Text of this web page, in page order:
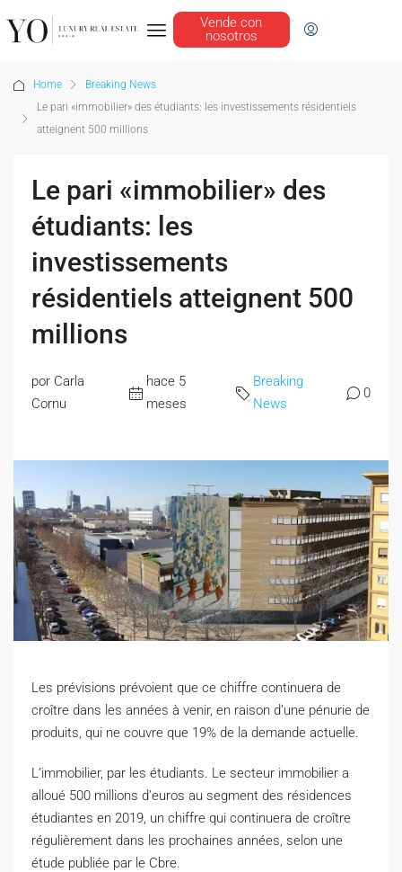
Vende con
nosotros
Home
Breaking News
Le pari «immobilier» des étudiants: les investissements résidentiels
atteignent 500 millions
Le pari «immobilier» des
étudiants: les
investissements
résidentiels atteignent 500
millions
por Carla
Cornu
hace 5
meses
Breaking
News
0
Les prévisions prévoient que ce chiffre continuera de
croître dans les années à venir, en raison d’une pénurie de
produits, qui ne couvre que 19% de la demande actuelle.
L ’immobilier, par les étudiants. Le secteur immobilier a
alloué 500 millions d’euros au segment des résidences
étudiantes en 2019, un chiffre qui continuera de croître
régulièrement dans les prochaines années, selon une
étude publiée par le Cbre.